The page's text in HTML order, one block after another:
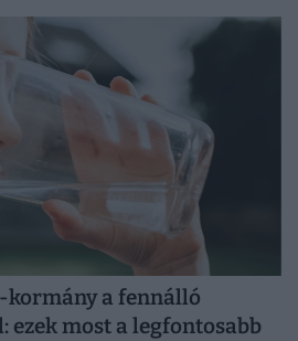
kormány a fennálló
ezek most a legfontosabb